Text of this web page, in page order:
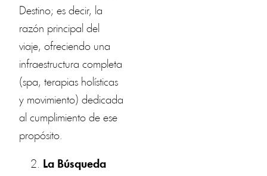
Destino; es decir, la
razón principal del
viaje, ofreciendo una
infraestructura completa
(spa, terapias holísticas
y movimiento) dedicada
al cumplimiento de ese
propósito.
La Búsqueda